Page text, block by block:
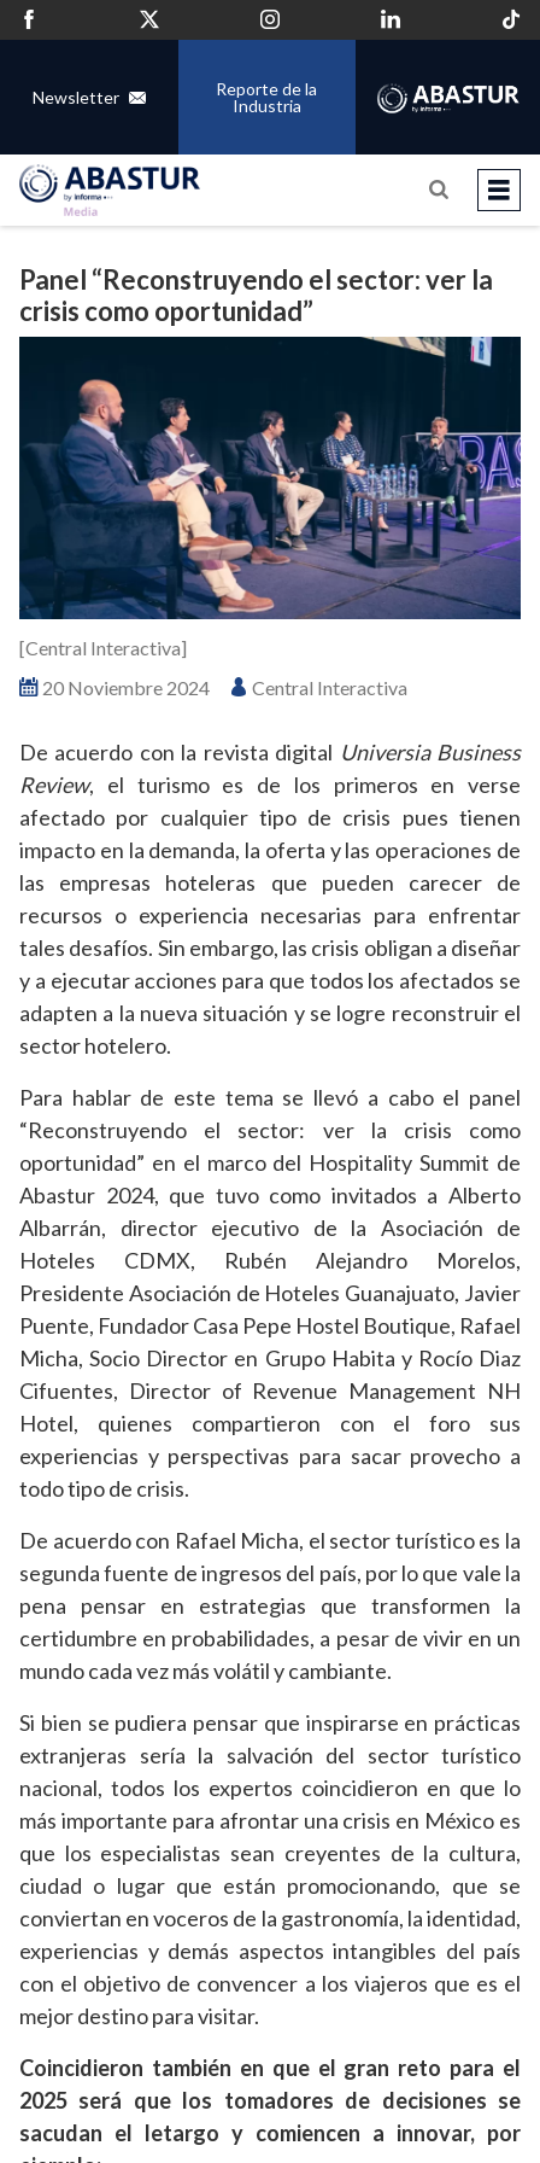
Newsletter
Reporte de la
Industria
Panel “Reconstruyendo el sector: ver la
crisis como oportunidad”
20 Noviembre 2024 Central Interactiva
[Central Interactiva]
De acuerdo con la revista digital Universia Business
Review, el turismo es de los primeros en verse
afectado por cualquier tipo de crisis pues tienen
impacto en la demanda, la oferta y las operaciones de
las empresas hoteleras que pueden carecer de
recursos o experiencia necesarias para enfrentar
tales desafíos. Sin embargo, las crisis obligan a diseñar
y a ejecutar acciones para que todos los afectados se
adapten a la nueva situación y se logre reconstruir el
sector hotelero.
Para hablar de este tema se llevó a cabo el panel
“Reconstruyendo el sector: ver la crisis como
oportunidad” en el marco del Hospitality Summit de
Abastur 2024, que tuvo como invitados a Alberto
Albarrán, director ejecutivo de la Asociación de
Hoteles CDMX, Rubén Alejandro Morelos,
Presidente Asociación de Hoteles Guanajuato, Javier
Puente, Fundador Casa Pepe Hostel Boutique, Rafael
Micha, Socio Director en Grupo Habita y Rocío Diaz
Cifuentes, Director of Revenue Management NH
Hotel, quienes compartieron con el foro sus
experiencias y perspectivas para sacar provecho a
todo tipo de crisis.
De acuerdo con Rafael Micha, el sector turístico es la
segunda fuente de ingresos del país, por lo que vale la
pena pensar en estrategias que transformen la
certidumbre en probabilidades, a pesar de vivir en un
mundo cada vez más volátil y cambiante.
Si bien se pudiera pensar que inspirarse en prácticas
extranjeras sería la salvación del sector turístico
nacional, todos los expertos coincidieron en que lo
más importante para afrontar una crisis en México es
que los especialistas sean creyentes de la cultura,
ciudad o lugar que están promocionando, que se
conviertan en voceros de la gastronomía, la identidad,
experiencias y demás aspectos intangibles del país
con el objetivo de convencer a los viajeros que es el
mejor destino para visitar.
Coincidieron también en que el gran reto para el
2025 será que los tomadores de decisiones se
sacudan el letargo y comiencen a innovar, por